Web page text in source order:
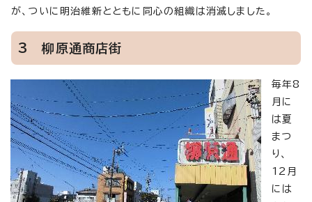
が、ついに明治維新とともに同心の組織は消滅しました。
3 柳原通商店街
毎年8
月に
は夏
まつ
り、
12月
には